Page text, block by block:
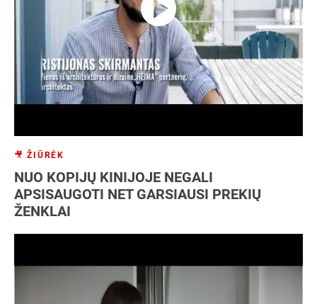
Vartotojai Verslo analizė
Verslo modelis Verslo planas Verslo plėtra
🎥 ŽIŪRĖK
NUO KOPIJŲ KINIJOJE NEGALI
APSISAUGOTI NET GARSIAUSI PREKIŲ
ŽENKLAI